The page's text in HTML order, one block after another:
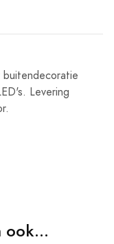
buitendecoratie
Levering
ook...